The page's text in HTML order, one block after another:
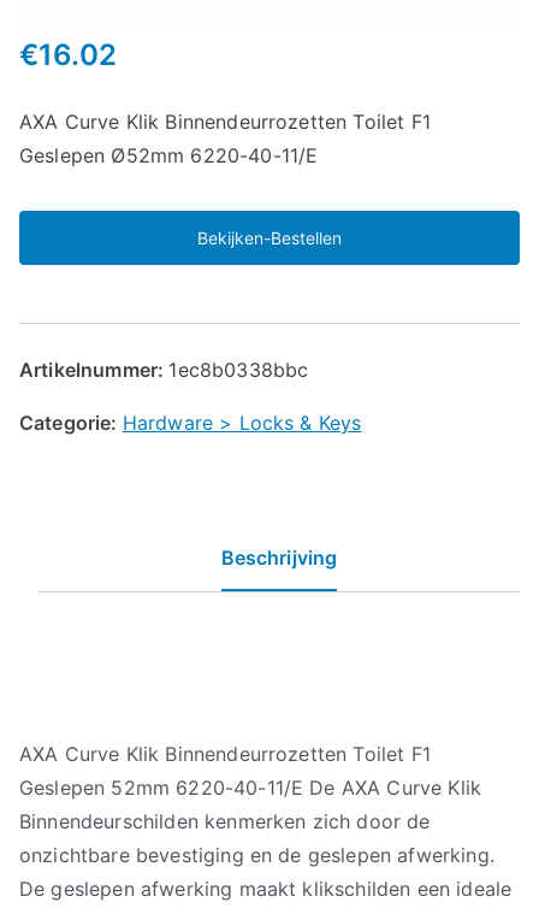
€16.02
AXA Curve Klik Binnendeurrozetten Toilet F1
Geslepen Ø52mm 6220-40-11/E
Bekijken-Bestellen
Artikelnummer: 1ec8b0338bbc
Categorie: Hardware > Locks & Keys
Beschrijving
AXA Curve Klik Binnendeurrozetten Toilet F1
Geslepen 52mm 6220-40-11/E De AXA Curve Klik
Binnendeurschilden kenmerken zich door de
onzichtbare bevestiging en de geslepen afwerking.
De geslepen afwerking maakt klikschilden een ideale